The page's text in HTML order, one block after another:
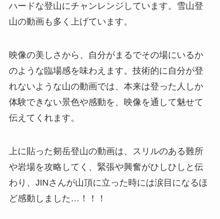
ハードな登山にチャンレンジしています。雪山登
山の動画も多く上げています。
映像の美しさから、自分がまるでその場にいるか
のような臨場感を味わえます。技術的に自分が登
れないような山の動画では、本来は登った人しか
体験できない景色や感動を、映像を通して魅せて
伝えてくれます。
上に貼った剱岳登山の動画は、スリルのある難所
や岩場を攻略してく、緊張や興奮がひしひしと伝
わり、JINさんが山頂に立った時には涙目になるほ
ど感動しました…！！！